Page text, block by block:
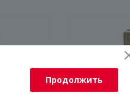
Продолжить